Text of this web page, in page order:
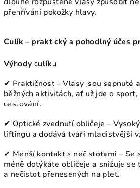
přehřívání pokožky hlavy.
Culík – praktický a pohodlný účes
Výhody culíku
✔ Praktičnost – Vlasy jsou sepnuté
běžných aktivitách, ať už jde o sport,
cestování.
✔ Optické zvednutí obličeje –
liftingu a dodává tváři mladistvější
✔ Menší kontakt s nečistotami – Se
méně dotýkáte obličeje a snižuje
a nečistot přenesených na pleť.